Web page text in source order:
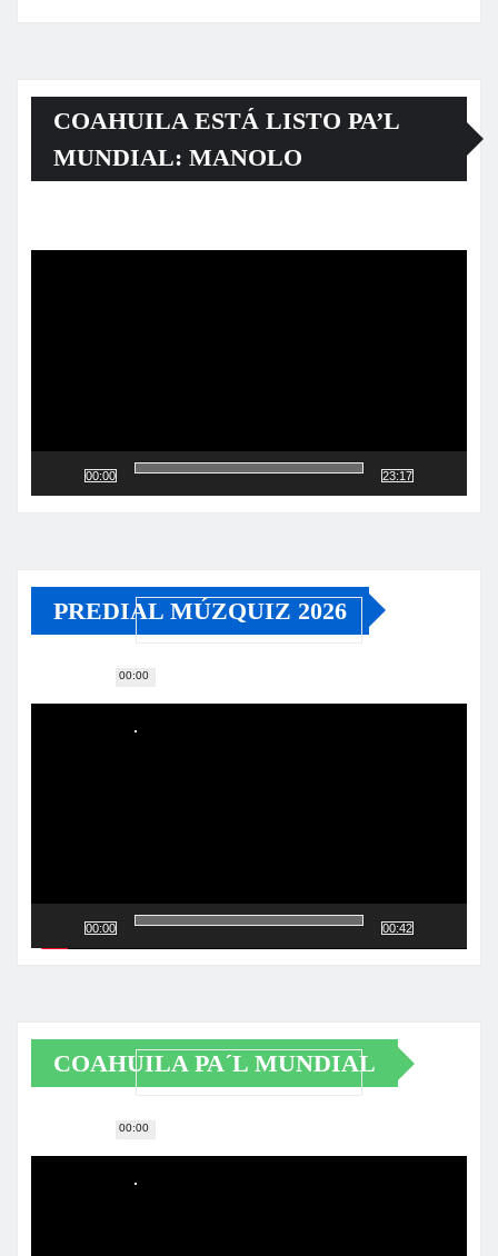
COAHUILA ESTÁ LISTO PA’L
MUNDIAL: MANOLO
00:00
00:00
23:17
PREDIAL MÚZQUIZ 2026
Reproductor
00:00
00:00
00:42
COAHUILA PA´L MUNDIAL
Reproductor